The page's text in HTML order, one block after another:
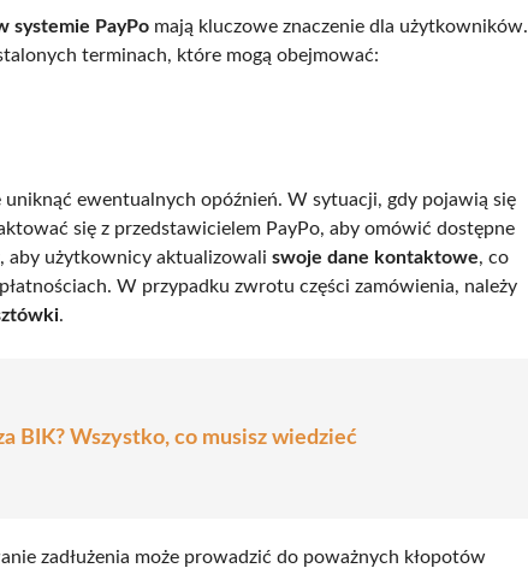
systemie PayPo mają kluczowe znaczenie dla użytkowników.
terminach, które mogą obejmować:
ewentualnych opóźnień. W sytuacji, gdy pojawią się
się z przedstawicielem PayPo, aby omówić dostępne
aby użytkownicy aktualizowali swoje dane kontaktowe, co
W przypadku zwrotu części zamówienia, należy
.
BIK? Wszystko, co musisz wiedzieć
zadłużenia może prowadzić do poważnych kłopotów